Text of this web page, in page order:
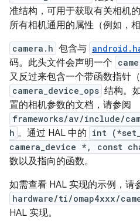
准结构，可用于获取有关相机
所有相机通用的属性（例如，
camera.h 包含与
码。此头文件会声明一个
又反过来包含一个带函数指针
camera_device_ops 结构。
置的相机参数的文档，请参阅
frameworks/av/include/
h 。通过 HAL 中的 int
camera_device *, const
数以及指向的函数。
如需查看 HAL 实现的示例，请
hardware/ti/omap4xxx/
HAL 实现。